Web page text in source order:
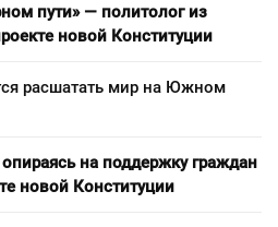
пути» — политолог из
новой Конституции
расшатать мир на Южном
опираясь на поддержку граждан
новой Конституции